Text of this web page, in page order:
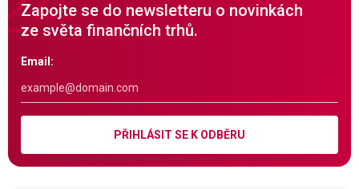
Zapojte se do newsletteru o novinkách
ze světa finančních trhů.
Email:
PŘIHLÁSIT SE K ODBĚRU